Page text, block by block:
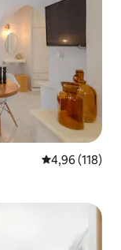
Classificação
4,96 (118)